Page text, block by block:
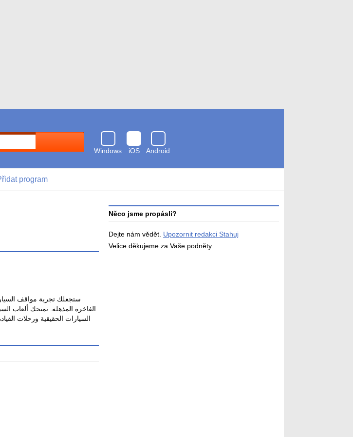
Windows
iOS
Android
antivirem
program
ستجعلك تجربة مواقف
الفاخرة المذهلة. تمنحك ألعاب
السيارات الحقيقية ورحلات
Něco jsme propásli?
Dejte nám vědět. Upozornit redakci Stahuj
Velice děkujeme za Vaše podněty